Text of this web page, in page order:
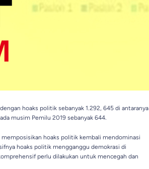
hoaks politik sebanyak 1.292, 645 di antaranya
musim Pemilu 2019 sebanyak 644.
hoaks politik kembali mendominasi
hoaks politik mengganggu demokrasi di
perlu dilakukan untuk mencegah dan